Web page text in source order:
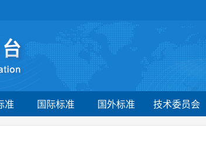
准 国际标准 国外标准 技术委员会